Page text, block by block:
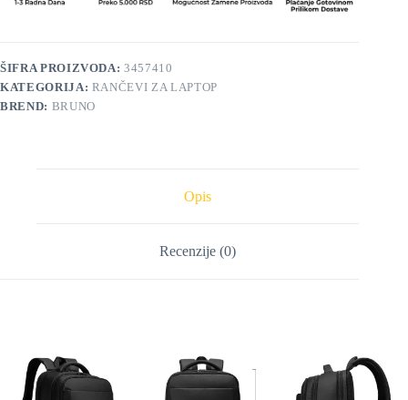
ŠIFRA PROIZVODA:3457410
KATEGORIJA: RANČEVI ZA LAPTOP
BREND: BRUNO
Opis
Recenzije (0)